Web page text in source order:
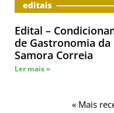
Edital –
de Gastronomia
Samora Correia
Ler mais »
« Mais